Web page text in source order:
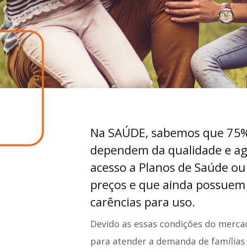
Na SAÚDE, sabemos que
dependem da qualidade e
acesso a Planos de Saúde
preços e que ainda
carências para uso.
Devido as essas condições do
para atender a demanda de